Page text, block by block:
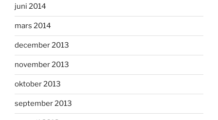
juni 2014
mars 2014
december 2013
november 2013
oktober 2013
september 2013